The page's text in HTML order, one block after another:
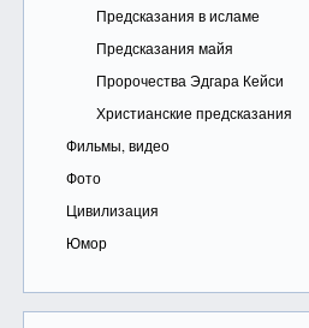
Предсказания в исламе
Предсказания майя
Пророчества Эдгара Кейси
Христианские предсказания
Фильмы, видео
Фото
Цивилизация
Юмор